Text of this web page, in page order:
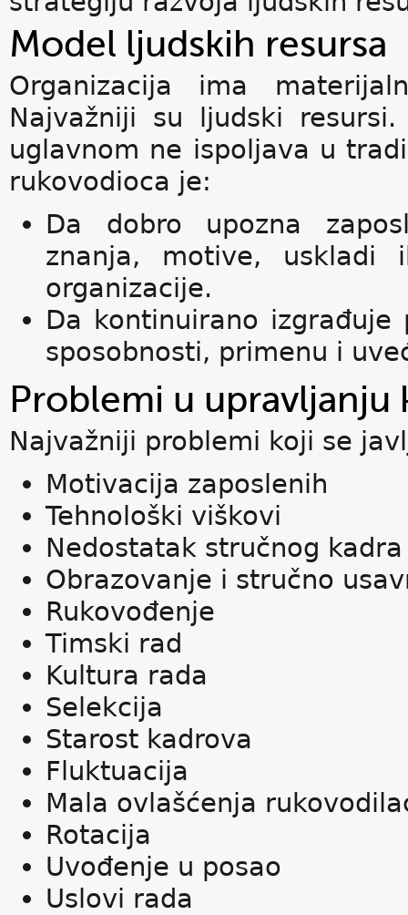
Model ljudskih resursa
Organizacija ima
Najvažniji su ljudski
uglavnom ne ispoljava u
rukovodioca je:
Da dobro upozna
znanja, motive,
organizacije.
Da kontinuirano
sposobnosti, primenu i
Problemi u upravljanju
Najvažniji problemi koji se
Motivacija zaposlenih
Tehnološki viškovi
Nedostatak stručnog kadra
Obrazovanje i stručno
Rukovođenje
Timski rad
Kultura rada
Selekcija
Starost kadrova
Fluktuacija
Mala ovlašćenja
Rotacija
Uvođenje u posao
Uslovi rada